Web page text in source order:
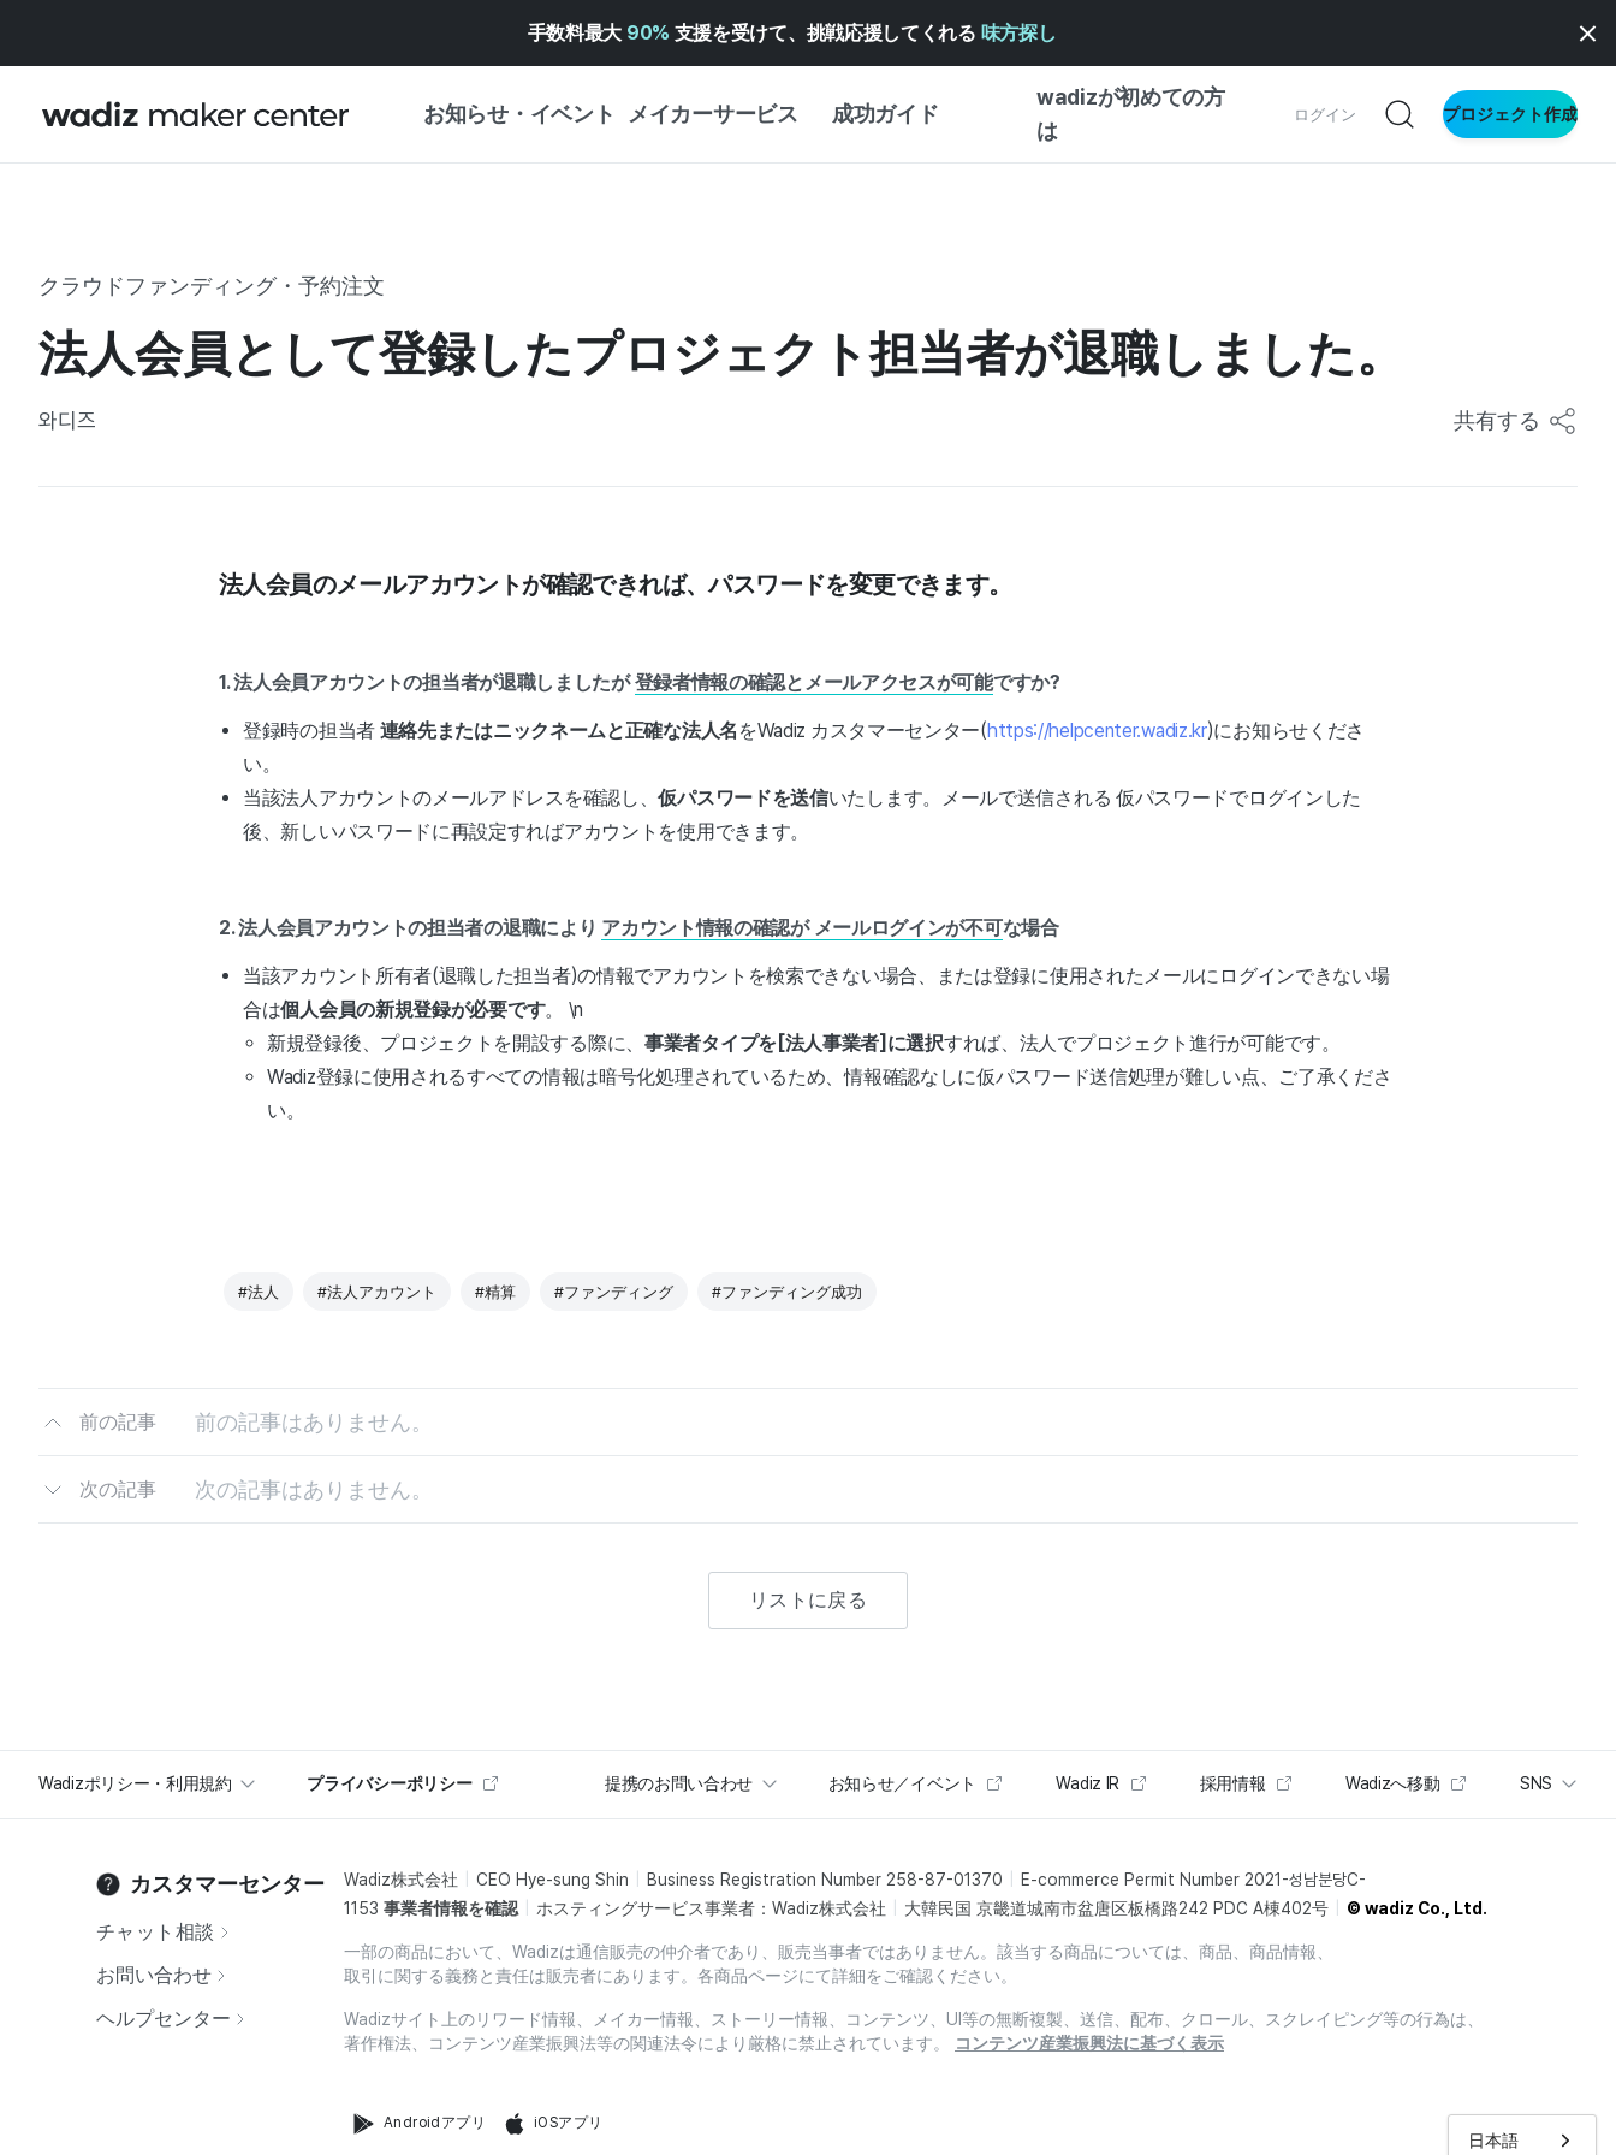
手数料最大 90% 支援を受けて、挑戦応援してくれる 味方探し
お知らせ・イベント メイカーサービス 成功ガイド
wadizが初めての方
は
ログイン プロジェクト作成
企画展カレンダー
WADIZアワード ↗︎
成功ストーリー
創作型
ビジネス向け
日本語
クラウドファンディング・予約注文
法人会員として登録したプロジェクト担当者が退職しました。
와디즈 共有する
法人会員のメールアカウントが確認できれば、パスワードを変更できます。
1.法人会員アカウントの担当者が退職しましたが 登録者情報の確認とメールアクセスが可能ですか?
登録時の担当者 連絡先またはニックネームと正確な法人名 をWadiz カスタマーセンター(https://helpcenter.wadiz.kr)にお知らせくださ
い。
当該法人アカウントのメールアドレスを確認し、仮パスワードを送信いたします。メールで送信される 仮パスワードでログインした
後、新しいパスワードに再設定すればアカウントを使用できます。
2. 法人会員アカウントの担当者の退職により アカウント情報の確認が メールログインが不可な場合
当該アカウント所有者(退職した担当者)の情報でアカウントを検索できない場合、または登録に使用されたメールにログインできない場
合は個人会員の新規登録が必要です。 \n
新規登録後、プロジェクトを開設する際に、 事業者タイプを[法人事業者]に選択すれば、法人でプロジェクト進行が可能です。
Wadiz登録に使用されるすべての情報は暗号化処理されているため、情報確認なしに仮パスワード送信処理が難しい点、ご了承くださ
い。
#法人 #法人アカウント #精算 #ファンディング #ファンディング成功
前の記事 前の記事はありません。
次の記事 次の記事はありません。
リストに戻る
Wadizポリシー・利用規約 プライバシーポリシー 提携のお問い合わせ お知らせ／イベント Wadiz IR 採用情報 Wadizへ移動 SNS
カスタマーセンター
チャット相談
お問い合わせ
ヘルプセンター
Wadiz株式会社 CEO Hye-sung Shin Business Registration Number 258-87-01370
E-commerce Permit Number 2021-성남분당C-
1153 事業者情報を確認 ホスティングサービス事業者：Wadiz株式会社 大韓民国 京畿道城南市盆唐区板橋路242 PDC A棟402号 © wadiz Co., Ltd.
一部の商品において、Wadizは通信販売の仲介者であり、販売当事者ではありません。該当する商品については、商品、商品情報、
取引に関する義務と責任は販売者にあります。各商品ページにて詳細をご確認ください。
Wadizサイト上のリワード情報、メイカー情報、ストーリー情報、コンテンツ、UI等の無断複製、送信、配布、クロール、スクレイピング等の行為は、
著作権法、コンテンツ産業振興法等の関連法令により厳格に禁止されています。
コンテンツ産業振興法に基づく表示
Androidアプリ iOSアプリ